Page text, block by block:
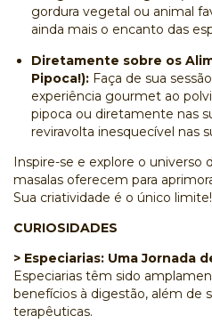
gordura vegetal ou animal
ainda mais o encanto das
Diretamente sobre os
Pipoca!): Faça de sua
experiência gourmet ao
pipoca ou diretamente nas
reviravolta inesquecível nas
Inspire-se e explore o universo
masalas oferecem para
Sua criatividade é o único limite!
CURIOSIDADES
> Especiarias: Uma Jornada
Especiarias têm sido
benefícios à digestão, além de
terapêuticas.